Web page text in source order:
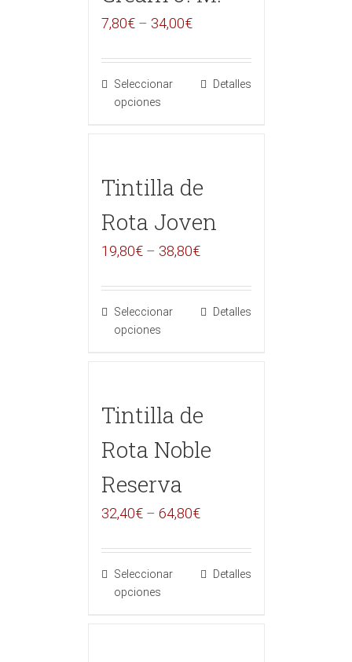
7,80€– 34,00€
Seleccionar
opciones
Detalles
Tintilla de
Rota Joven
19,80€– 38,80€
Seleccionar
opciones
Detalles
Tintilla de
Rota Noble
Reserva
32,40€– 64,80€
Seleccionar
opciones
Detalles